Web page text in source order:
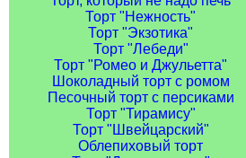
Торт "Нежность"
Торт "Экзотика"
Торт "Лебеди"
Торт "Ромео и Джульетта"
Шоколадный торт с ромом
Песочный торт с персиками
Торт "Тирамису"
Торт "Швейцарский"
Облепиховый торт